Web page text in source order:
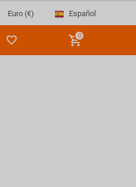
Euro (€) Español
0